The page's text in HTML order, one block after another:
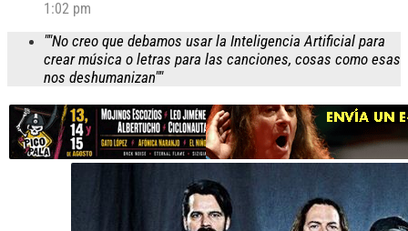
1:02 pm
""No creo que debamos usar la Inteligencia Artificial para
crear música o letras para las canciones, cosas como esas
nos deshumanizan""